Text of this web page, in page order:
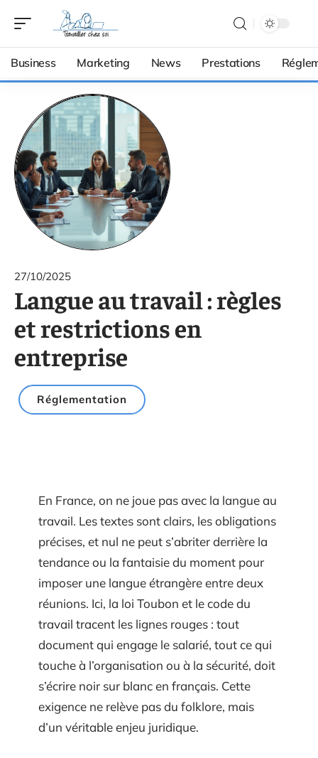
Business Marketing News Prestations
27/10/2025
Langue au travail : règles
et restrictions en
entreprise
Réglementation
En France, on ne joue pas avec la langue au
travail. Les textes sont clairs, les obligations
précises, et nul ne peut s’abriter derrière la
tendance ou la fantaisie du moment pour
imposer une langue étrangère entre deux
réunions. Ici, la loi Toubon et le code du
travail tracent les lignes rouges : tout
document qui engage le salarié, tout ce qui
touche à l’organisation ou à la sécurité, doit
s’écrire noir sur blanc en français. Cette
exigence ne relève pas du folklore, mais
d’un véritable enjeu juridique.